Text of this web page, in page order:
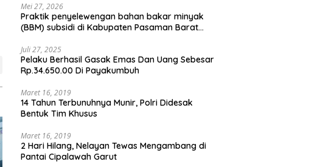
Mei 27, 2026
Praktik penyelewengan bahan bakar minyak
(BBM) subsidi di Kabupaten Pasaman Barat
Juli 27, 2025
Pelaku Berhasil Gasak Emas Dan Uang Sebesar
Rp.34.650.00 Di Payakumbuh
Maret 16, 2019
14 Tahun Terbunuhnya Munir, Polri Didesak
Bentuk Tim Khusus
Maret 16, 2019
2 Hari Hilang, Nelayan Tewas Mengambang di
Pantai Cipalawah Garut